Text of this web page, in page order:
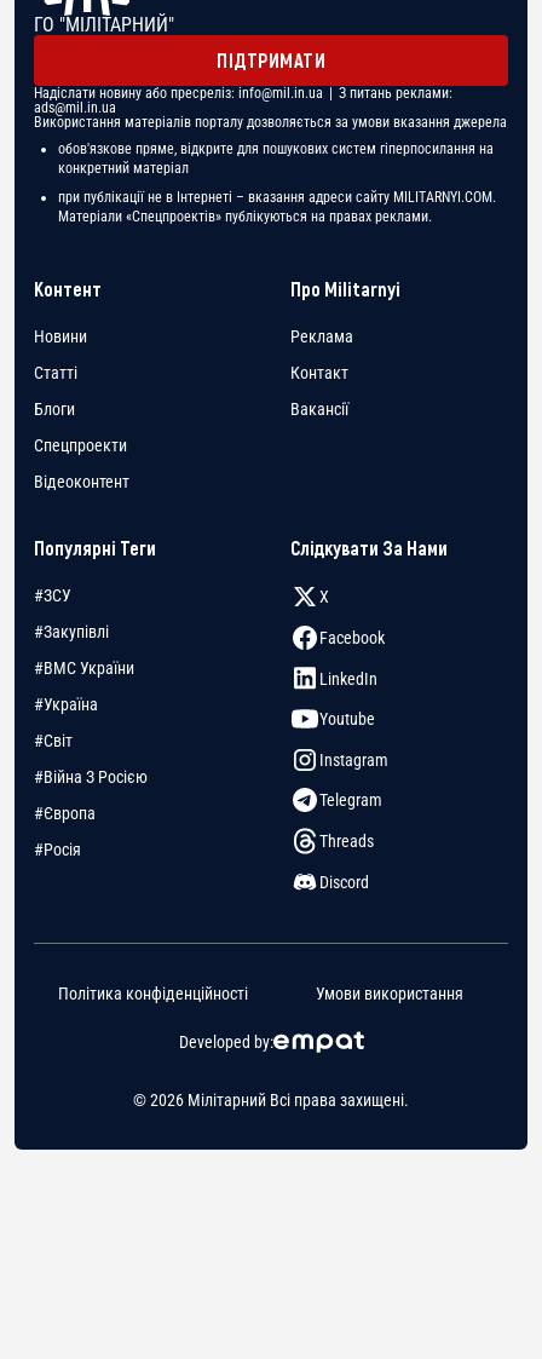
ГО "МІЛІТАРНИЙ"
ПІДТРИМАТИ
Надіслати новину або пресреліз: info@mil.in.ua | З питань реклами:
ads@mil.in.ua
Використання матеріалів порталу дозволяється за умови вказання джерела
обов'язкове пряме, відкрите для пошукових систем гіперпосилання на
конкретний матеріал
при публікації не в Інтернеті – вказання адреси сайту MILITARNYI.COM.
Матеріали «Спецпроектів» публікуються на правах реклами.
Контент
Новини
Статті
Блоги
Спецпроекти
Відеоконтент
Про Militarnyi
Реклама
Контакт
Вакансії
Популярні Теги
#ЗСУ
#Закупівлі
#ВМС України
#Україна
#Світ
#Війна З Росією
#Європа
#Росія
Слідкувати За Нами
X
Facebook
LinkedIn
Youtube
Instagram
Telegram
Threads
Discord
© 2026 Мілітарний Всі права захищені.
Developed by:
Політика конфіденційності Умови використання